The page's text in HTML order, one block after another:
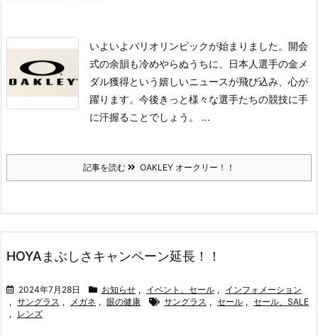
いよいよパリオリンピックが始まりました。 開会
式の余韻も冷めやらぬうちに、日本人選手の金メ
ダル獲得という嬉しいニュースが飛び込み、心が
躍ります。 今後きっと様々な選手たちの競技に手
に汗握ることでしょう。 ...
記事を読む OAKLEY オークリー！！
HOYAまぶしさキャンペーン延長！！
2024年7月28日 お知らせ , イベント、セール ,
インフォメーション
, サングラス , メガネ , 眼の健康 サングラス , セール , セール、SALE
,
レンズ